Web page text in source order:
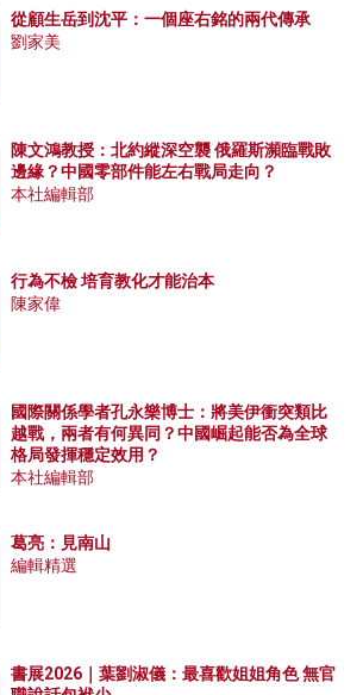
從顧生岳到沈平：一個座右銘的兩代傳承
劉家美
陳文鴻教授：北約縱深空襲 俄羅斯瀕臨戰敗
邊緣？中國零部件能左右戰局走向？
本社編輯部
行為不檢 培育教化才能治本
陳家偉
國際關係學者孔永樂博士：將美伊衝突類比
越戰，兩者有何異同？中國崛起能否為全球
格局發揮穩定效用？
本社編輯部
葛亮：見南山
編輯精選
書展2026｜葉劉淑儀：最喜歡姐姐角色 無官